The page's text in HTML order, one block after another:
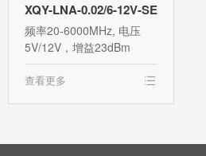
XQY-LNA-0.02/6-12V-SE
频率20-6000MHz, 电压
5V/12V，增益23dBm
查看更多